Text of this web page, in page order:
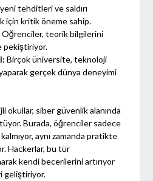
tehditleri ve saldırı
için kritik öneme sahip.
Öğrenciler, teorik bilgilerini
pekiştiriyor.
Birçok üniversite, teknoloji
gerçek dünya deneyimi
okullar, siber güvenlik alanında
Burada, öğrenciler sadece
aynı zamanda pratikte
Hackerlar, bu tür
kendi becerilerini artırıyor
geliştiriyor.